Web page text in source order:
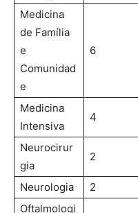
Medicina
de Família
e
Comunidad
e
6
Medicina
Intensiva
4
Neurocirur
gia
2
Neurologia 2
Oftalmologi